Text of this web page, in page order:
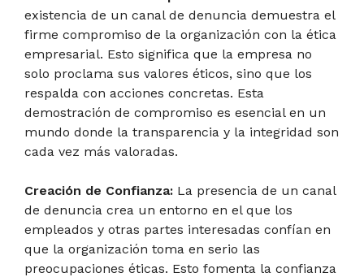
existencia de un canal de denuncia demuestra el
firme compromiso de la organización con la ética
empresarial. Esto significa que la empresa no
solo proclama sus valores éticos, sino que los
respalda con acciones concretas. Esta
demostración de compromiso es esencial en un
mundo donde la transparencia y la integridad son
cada vez más valoradas.
Creación de Confianza: La presencia de un canal
de denuncia crea un entorno en el que los
empleados y otras partes interesadas confían en
que la organización toma en serio las
preocupaciones éticas. Esto fomenta la confianza